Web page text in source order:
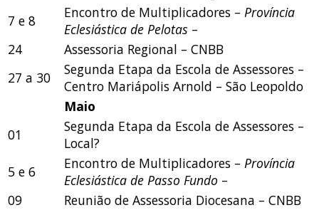
7 e 8
Encontro de Multiplicadores – Província
Eclesiástica de Pelotas –
24
Assessoria Regional – CNBB
27 a 30
Segunda Etapa da Escola de Assessores –
Centro Mariápolis Arnold – São Leopoldo
Maio
01
Segunda Etapa da Escola de Assessores –
Local?
5 e 6
Encontro de Multiplicadores – Província
Eclesiástica de Passo Fundo –
09
Reunião de Assessoria Diocesana – CNBB